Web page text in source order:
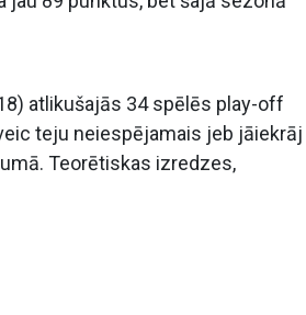
atlikušajās 34 spēlēs play-off
teju neiespējamais jeb jāiekrāj
Teorētiskas izredzes,